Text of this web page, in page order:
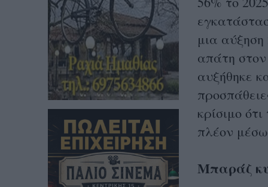
μια
απάτη
αυξήθηκε
κρίσιμο
πλέον
Μπαράζ